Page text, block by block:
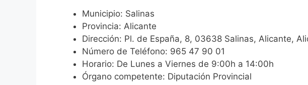
Municipio: Salinas
Provincia: Alicante
Dirección: Pl. de España, 8, 03638 Salinas, Alicante,
Número de Teléfono: 965 47 90 01
Horario: De Lunes a Viernes de 9:00h a 14:00h
Órgano competente: Diputación Provincial